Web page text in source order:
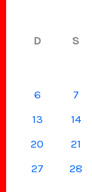
D S
6
7
13
14
20
21
27
28